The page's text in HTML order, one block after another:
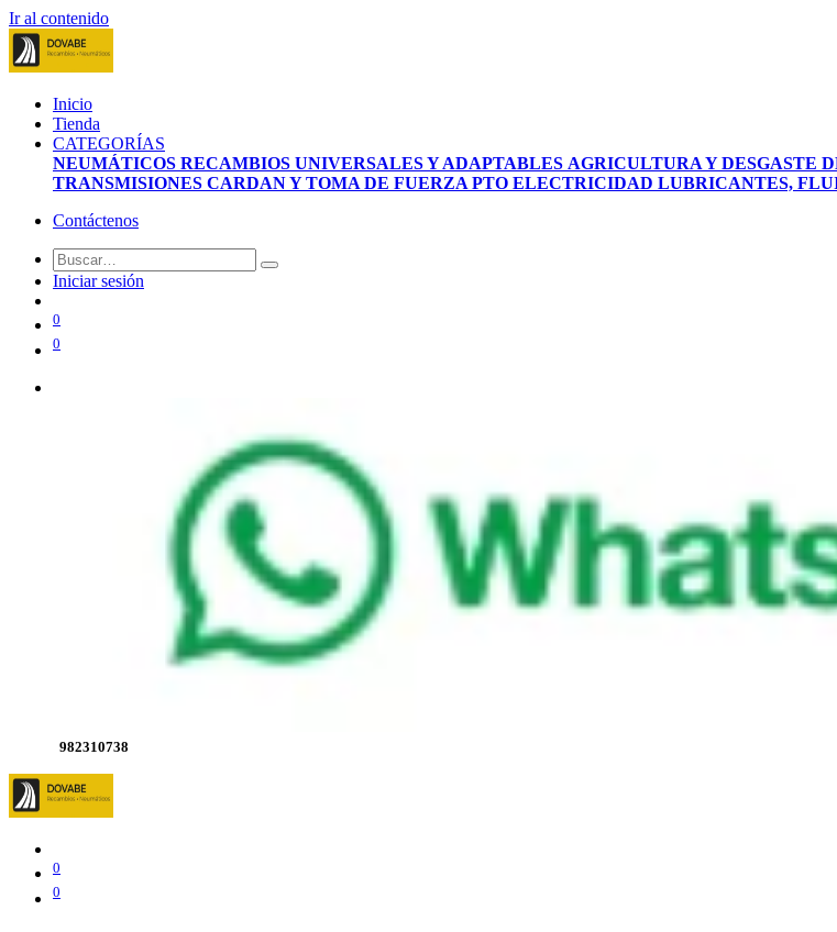
Ir al contenido
Inicio
Tienda
CATEGORÍAS
NEUMÁTICOS RECAMBIOS UNIVERSALES Y ADAPTABLES AGRICULTURA Y DESGASTE
TRANSMISIONES CARDAN Y TOMA DE FUERZA PTO ELECTRICIDAD LUBRICANTES,
Contáctenos
Iniciar sesión
0
0
982310738
0
0